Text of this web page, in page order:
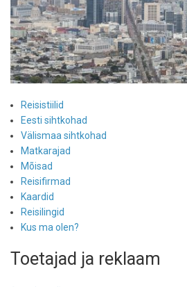
Reisistiilid
Eesti sihtkohad
Välismaa sihtkohad
Matkarajad
Mõisad
Reisifirmad
Kaardid
Reisilingid
Kus ma olen?
Toetajad ja reklaam